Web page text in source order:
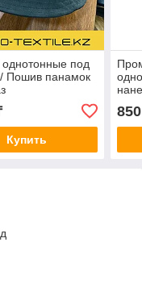
под
/ Пошив панамок
Купить
850